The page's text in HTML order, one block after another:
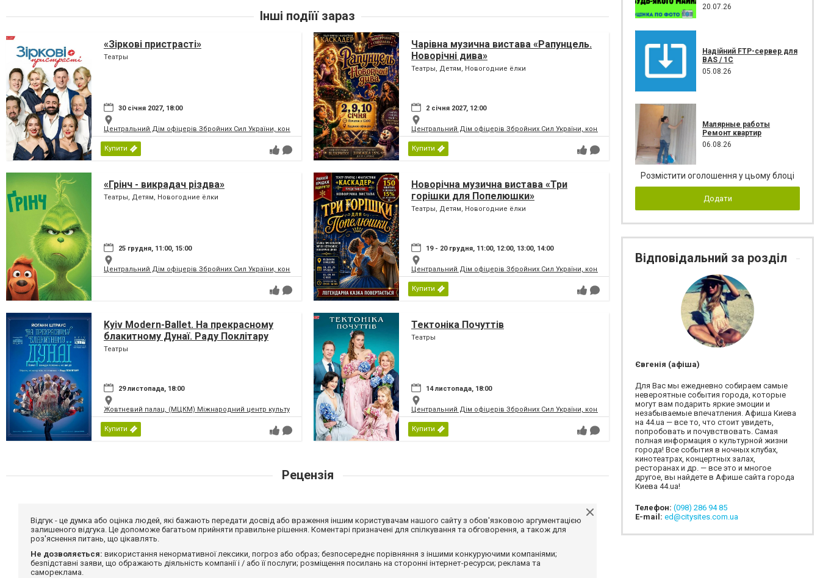
Інші подіїї зараз
«Зіркові пристрасті»
Театры
30 січня 2027, 18:00
Центральний Дім офіцерів Збройних Сил України, концертний зал
Купити
Чарівна музична вистава «Рапунцель.
Новорічні дива»
Театры, Детям, Новогодние ёлки
2 січня 2027, 12:00
Центральний Дім офіцерів Збройних Сил України, концертний зал
Купити
«Грінч - викрадач різдва»
Театры, Детям, Новогодние ёлки
25 грудня, 11:00, 15:00
Центральний Дім офіцерів Збройних Сил України, концертний зал
Новорічна музична вистава «Три
горішки для Попелюшки»
Театры, Детям, Новогодние ёлки
19 - 20 грудня, 11:00, 12:00, 13:00, 14:00
Центральний Дім офіцерів Збройних Сил України, концертний зал
Купити
Kyiv Modern-Ballet. На прекрасному
блакитному Дунаї. Раду Поклітару
Театры
29 листопада, 18:00
Жовтневий палац, (МЦКМ) Міжнародний центр культури і мистецтв Федерації профспілок України
Купити
Тектоніка Почуттів
Театры
14 листопада, 18:00
Центральний Дім офіцерів Збройних Сил України, концертний зал
Купити
Рецензія
Відгук - це думка або оцінка людей, які бажають передати досвід або враження іншим користувачам нашого сайту з обов'язковою аргументацією
залишеного відгука. Це допоможе багатьом прийняти правильне рішення. Коментарі призначені для спілкування та обговорення, а також для
роз'яснення питань, що цікавлять.
Не дозволяється: використання ненормативної лексики, погроз або образ; безпосереднє порівняння з іншими конкуруючими компаніями;
безпідставні заяви, що ображають діяльність компанії і / або її послуги; розміщення посилань на сторонні інтернет-ресурси; реклама та
самореклама.
20.07.26
Надійний FTP-сервер для
BAS / 1C
05.08.26
Малярные работы
Ремонт квартир
06.08.26
Розмістити оголошення у цьому блоці
Додати
Відповідальний за розділ
Євгенія (афіша)
Для Вас мы ежедневно собираем самые
невероятные события города, которые
могут вам подарить яркие эмоции и
незабываемые впечатления. Афиша Киева
на 44.ua — все то, что стоит увидеть,
попробовать и почувствовать. Самая
полная информация о культурной жизни
города! Все события в ночных клубах,
кинотеатрах, концертных залах,
ресторанах и др. — все это и многое
другое, вы найдете в Афише сайта города
Киева 44.ua!
Телефон: (098) 286 94 85
E-mail: ed@citysites.com.ua